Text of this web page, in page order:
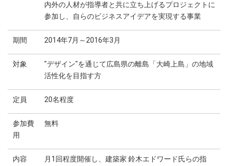
内外の人材が指導者と共に立ち上げるプロジェクトに
参加し、自らのビジネスアイデアを実現する事業
期間 2014年7月～2016年3月
対象
"デザイン"を通じて広島県の離島「大崎上島」の地域
活性化を目指す方
定員 20名程度
参加費
用
無料
内容
月1回程度開催し、建築家 鈴木エドワード氏らの指